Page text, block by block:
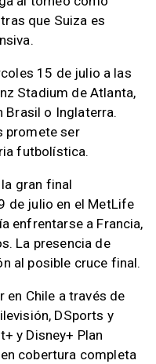
que Suiza es
15 de julio a las
Stadium de Atlanta,
Brasil o Inglaterra.
promete ser
futbolística.
gran final
de julio en el MetLife
enfrentarse a Francia,
La presencia de
al posible cruce final.
en Chile a través de
DSports y
y Disney+ Plan
cobertura completa